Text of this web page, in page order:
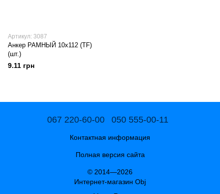
Артикул: 3087
Анкер РАМНЫЙ 10х112 (TF)
(шт.)
9.11 грн
067 220-60-00 050 555-00-11
Контактная информация
Полная версия сайта
© 2014—2026
Интернет-магазин Obj